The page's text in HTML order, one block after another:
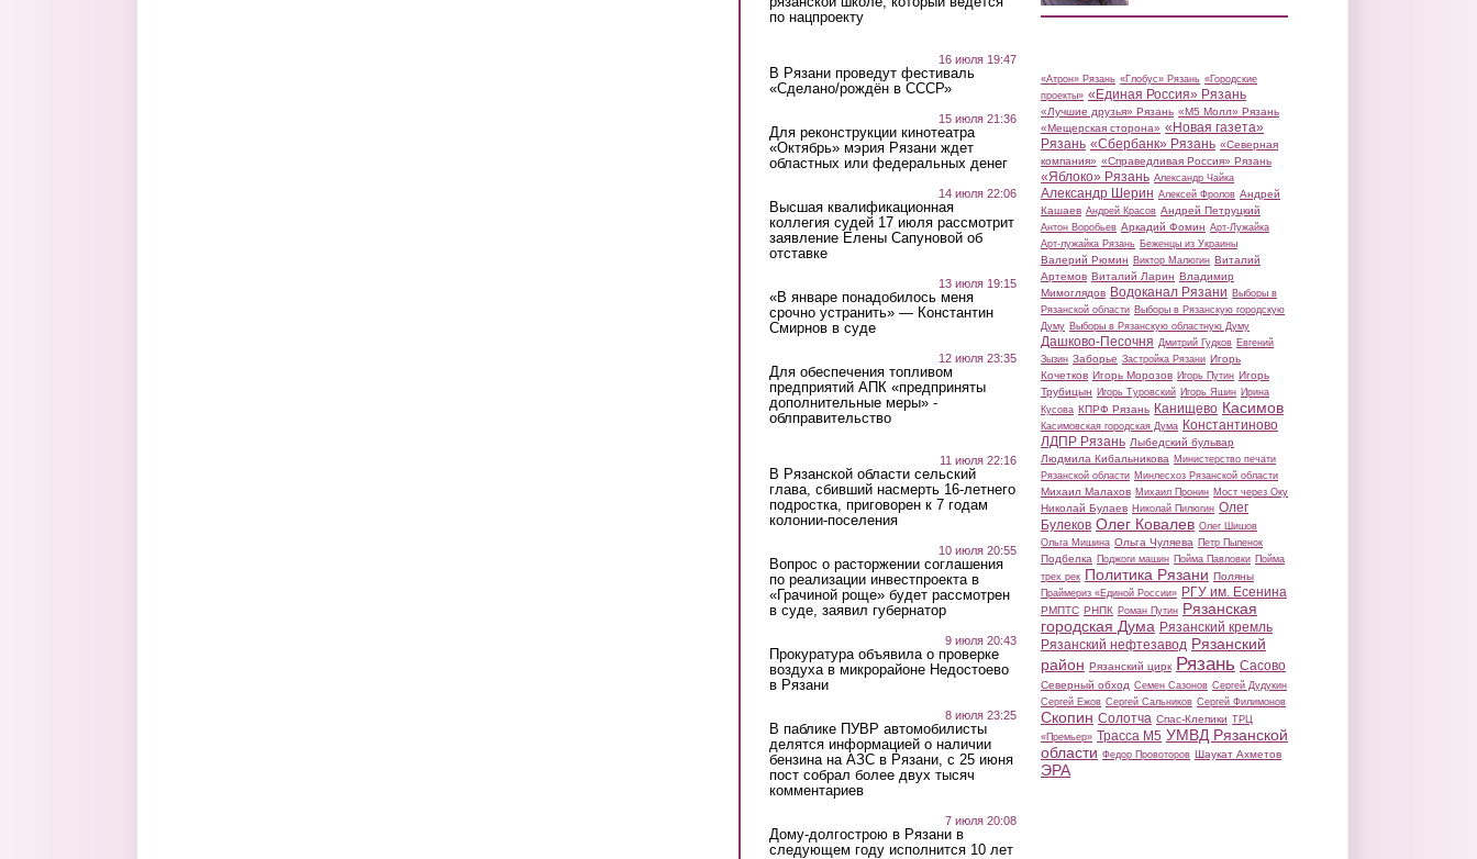
по нацпроекту
16 июля 19:47
В Рязани проведут фестиваль
«Сделано/рождён в СССР»
15 июля 21:36
Для реконструкции кинотеатра
«Октябрь» мэрия Рязани ждет
областных или федеральных денег
14 июля 22:06
Высшая квалификационная
коллегия судей 17 июля рассмотрит
заявление Елены Сапуновой об
отставке
13 июля 19:15
«В январе понадобилось меня
срочно устранить» — Константин
Смирнов в суде
12 июля 23:35
Для обеспечения топливом
предприятий АПК «предприняты
дополнительные меры» -
облправительство
11 июля 22:16
В Рязанской области сельский
глава, сбивший насмерть 16-летнего
подростка, приговорен к 7 годам
колонии-поселения
10 июля 20:55
Вопрос о расторжении соглашения
по реализации инвестпроекта в
«Грачиной роще» будет рассмотрен
в суде, заявил губернатор
9 июля 20:43
Прокуратура объявила о проверке
воздуха в микрорайоне Недостоево
в Рязани
8 июля 23:25
В паблике ПУВР автомобилисты
делятся информацией о наличии
бензина на АЗС в Рязани, с 25 июня
пост собрал более двух тысяч
комментариев
7 июля 20:08
Дому-долгострою в Рязани в
следующем году исполнится 10 лет
«Атрон» Рязань «Глобус» Рязань «Городские
проекты» «Единая Россия» Рязань
«Лучшие друзья» Рязань «М5 Молл» Рязань
«Мещерская сторона» «Новая газета»
Рязань «Сбербанк» Рязань «Северная
компания» «Справедливая Россия» Рязань
«Яблоко» Рязань Александр Чайка
Александр Шерин Алексей Фролов Андрей
Кашаев Андрей Красов Андрей Петруцкий
Антон Воробьев Аркадий Фомин Арт-Лужайка
Арт-лужайка Рязань Беженцы из Украины
Валерий Рюмин Виктор Малюгин Виталий
Артемов Виталий Ларин Владимир
Мимоглядов Водоканал Рязани Выборы в
Рязанской области Выборы в Рязанскую городскую
Думу Выборы в Рязанскую областную Думу
Дашково-Песочня Дмитрий Гудков Евгений
Зызин Заборье Застройка Рязани Игорь
Кочетков Игорь Морозов Игорь Путин Игорь
Трубицын Игорь Туровский Игорь Яшин Ирина
Кусова КПРФ Рязань Канищево Касимов
Касимовская городская Дума Константиново
ЛДПР Рязань Лыбедский бульвар
Людмила Кибальникова Министерство печати
Рязанской области Минлесхоз Рязанской области
Михаил Малахов Михаил Пронин Мост через Оку
Николай Булаев Николай Пилюгин Олег
Булеков Олег Ковалев Олег Шишов
Ольга Мишина Ольга Чуляева Петр Пыленок
Подбелка Поджоги машин Пойма Павловки Пойма
трех рек Политика Рязани Поляны
Праймериз «Единой России» РГУ им. Есенина
РМПТС РНПК Роман Путин Рязанская
городская Дума Рязанский кремль
Рязанский нефтезавод Рязанский
район Рязанский цирк Рязань Сасово
Северный обход Семен Сазонов Сергей Дудукин
Сергей Ежов Сергей Сальников Сергей Филимонов
Скопин Солотча Спас-Клепики ТРЦ
«Премьер» Трасса М5 УМВД Рязанской
области Федор Провоторов Шаукат Ахметов
ЭРА